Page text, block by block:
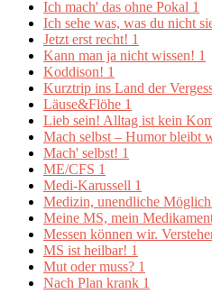
Ich mach' das ohne Pokal 1
Ich sehe was, was du nicht
Jetzt erst recht! 1
Kann man ja nicht wissen! 1
Koddison! 1
Kurztrip ins Land der
Läuse&Flöhe 1
Lieb sein! Alltag ist kein
Mach selbst – Humor bleibt
Mach' selbst! 1
ME/CFS 1
Medi-Karussell 1
Medizin, unendliche
Meine MS, mein
Messen können wir.
MS ist heilbar! 1
Mut oder muss? 1
Nach Plan krank 1